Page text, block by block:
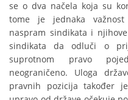
se o dva načela koja su
tome je jednaka
naspram sindikata i
sindikata da odluči o
suprotnom pravo
neograničeno. Uloga
pravnih pozicija također